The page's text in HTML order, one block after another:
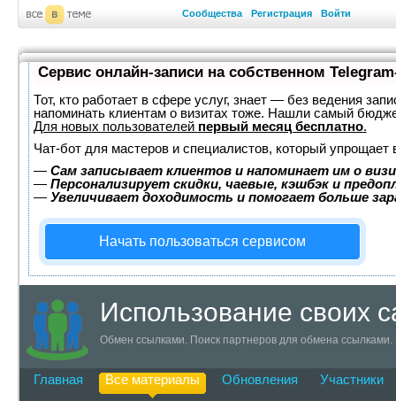
Сообщества Регистрация Войти
Сервис онлайн-записи на собственном
Тот, кто работает в сфере услуг, знает — без ведения
напоминать клиентам о визитах тоже. Нашли самый
Для новых пользователей первый месяц бесплатно.
Чат-бот для мастеров и специалистов, который упрощает
— Сам записывает клиентов и напоминает им о
— Персонализирует скидки, чаевые, кэшбэк и
— Увеличивает доходимость и помогает больше
Начать пользоваться сервисом
Использование своих
Обмен ссылками. Поиск партнеров для обмена ссылками.
Главная Все материалы Обновления Участники